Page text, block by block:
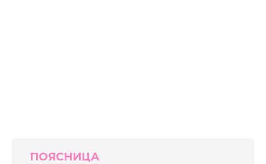
ПОЯСНИЦА